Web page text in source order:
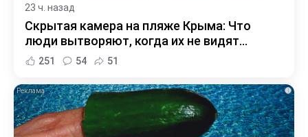
23 ч. назад
Скрытая камера на пляже Крыма: Что
люди вытворяют, когда их не видят...
251 54 51
i